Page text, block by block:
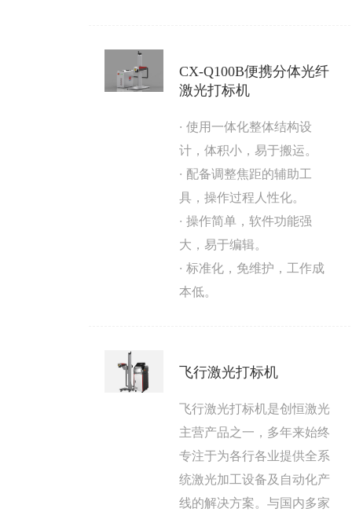
CX-Q100B便携分体光纤
激光打标机
· 使用一体化整体结构设
计，体积小，易于搬运。
· 配备调整焦距的辅助工
具，操作过程人性化。
· 操作简单，软件功能强
大，易于编辑。
· 标准化，免维护，工作成
本低。
飞行激光打标机
飞行激光打标机是创恒激光
主营产品之一，多年来始终
专注于为各行各业提供全系
统激光加工设备及自动化产
线的解决方案。与国内多家